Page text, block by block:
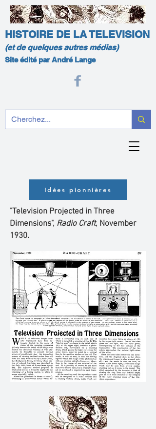
HISTOIRE DE LA TELEVISION
(et de quelques autres médias)
Site édité par André Lange
Idées pionnières
"Television Projected in Three
Dimensions", Radio Craft, November
1930.